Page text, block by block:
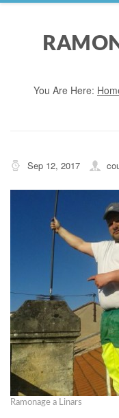
You Are Here:
Sep 12, 2017
Ramonage a Linars